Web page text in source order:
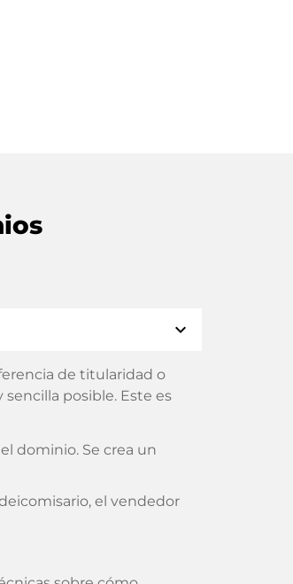
expand_more
de titularidad o
posible. Este es
dominio. Se crea un
el vendedor